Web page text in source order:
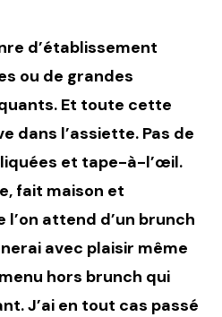
d’établissement
ou de grandes
Et toute cette
dans l’assiette. Pas de
et tape-à-l’œil.
fait maison et
attend d’un brunch
avec plaisir même
hors brunch qui
J’ai en tout cas passé